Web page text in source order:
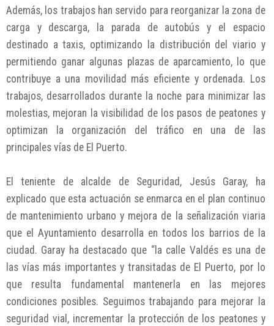
Además, los trabajos han servido para reorganizar la zona de
carga y descarga, la parada de autobús y el espacio
destinado a taxis, optimizando la distribución del viario y
permitiendo ganar algunas plazas de aparcamiento, lo que
contribuye a una movilidad más eficiente y ordenada. Los
trabajos, desarrollados durante la noche para minimizar las
molestias, mejoran la visibilidad de los pasos de peatones y
optimizan la organización del tráfico en una de las
principales vías de El Puerto.
El teniente de alcalde de Seguridad, Jesús Garay, ha
explicado que esta actuación se enmarca en el plan continuo
de mantenimiento urbano y mejora de la señalización viaria
que el Ayuntamiento desarrolla en todos los barrios de la
ciudad. Garay ha destacado que “la calle Valdés es una de
las vías más importantes y transitadas de El Puerto, por lo
que resulta fundamental mantenerla en las mejores
condiciones posibles. Seguimos trabajando para mejorar la
seguridad vial, incrementar la protección de los peatones y